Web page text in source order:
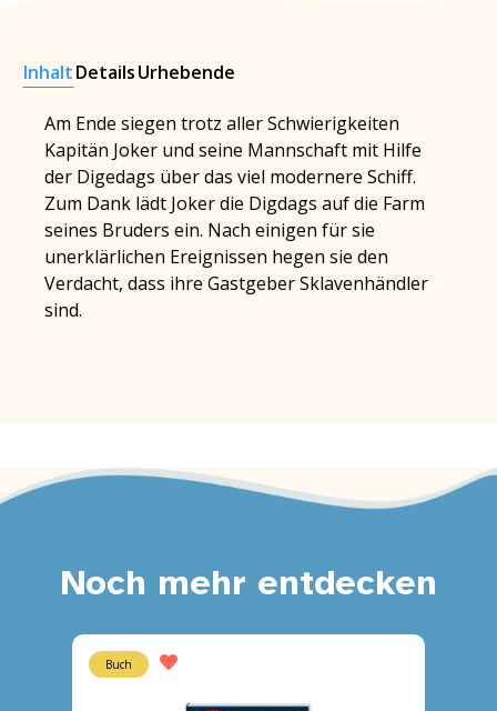
InhaltDetailsUrhebende
Am Ende siegen trotz aller Schwierigkeiten
Kapitän Joker und seine Mannschaft mit Hilfe
der Digedags über das viel modernere Schiff.
Zum Dank lädt Joker die Digdags auf die Farm
seines Bruders ein. Nach einigen für sie
unerklärlichen Ereignissen hegen sie den
Verdacht, dass ihre Gastgeber Sklavenhändler
sind.
Noch mehr entdecken
Buch